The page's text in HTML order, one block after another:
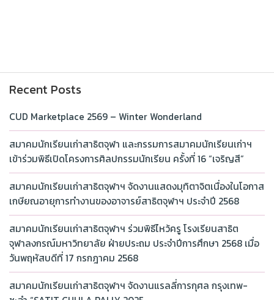
Recent Posts
CUD Marketplace 2569 – Winter Wonderland
สมาคมนักเรียนเก่าสาธิตจุฬา และกรรมการสมาคมนักเรียนเก่าฯ
เข้าร่วมพิธีเปิดโครงการศิลปกรรมนักเรียน ครั้งที่ 16 “เจริญสี”
สมาคมนักเรียนเก่าสาธิตจุฬาฯ จัดงานแสดงมุทิตาจิตเนื่องในโอกาส
เกษียณอายุการทำงานของอาจารย์สาธิตจุฬาฯ ประจำปี 2568
สมาคมนักเรียนเก่าสาธิตจุฬาฯ ร่วมพิธีไหว้ครู โรงเรียนสาธิต
จุฬาลงกรณ์มหาวิทยาลัย ฝ่ายประถม ประจำปีการศึกษา 2568 เมื่อ
วันพฤหัสบดีที่ 17 กรกฎาคม 2568
สมาคมนักเรียนเก่าสาธิตจุฬาฯ จัดงานแรลลี่การกุศล กรุงเทพ-